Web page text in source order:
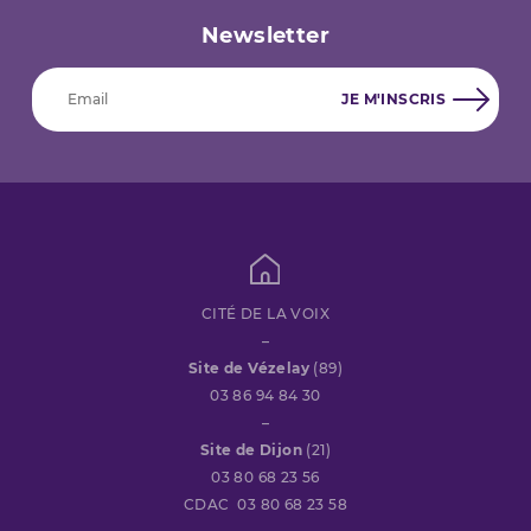
Newsletter
CITÉ DE LA VOIX
–
Site de Vézelay (89)
03 86 94 84 30
–
Site de Dijon (21)
03 80 68 23 56
CDAC 03 80 68 23 58